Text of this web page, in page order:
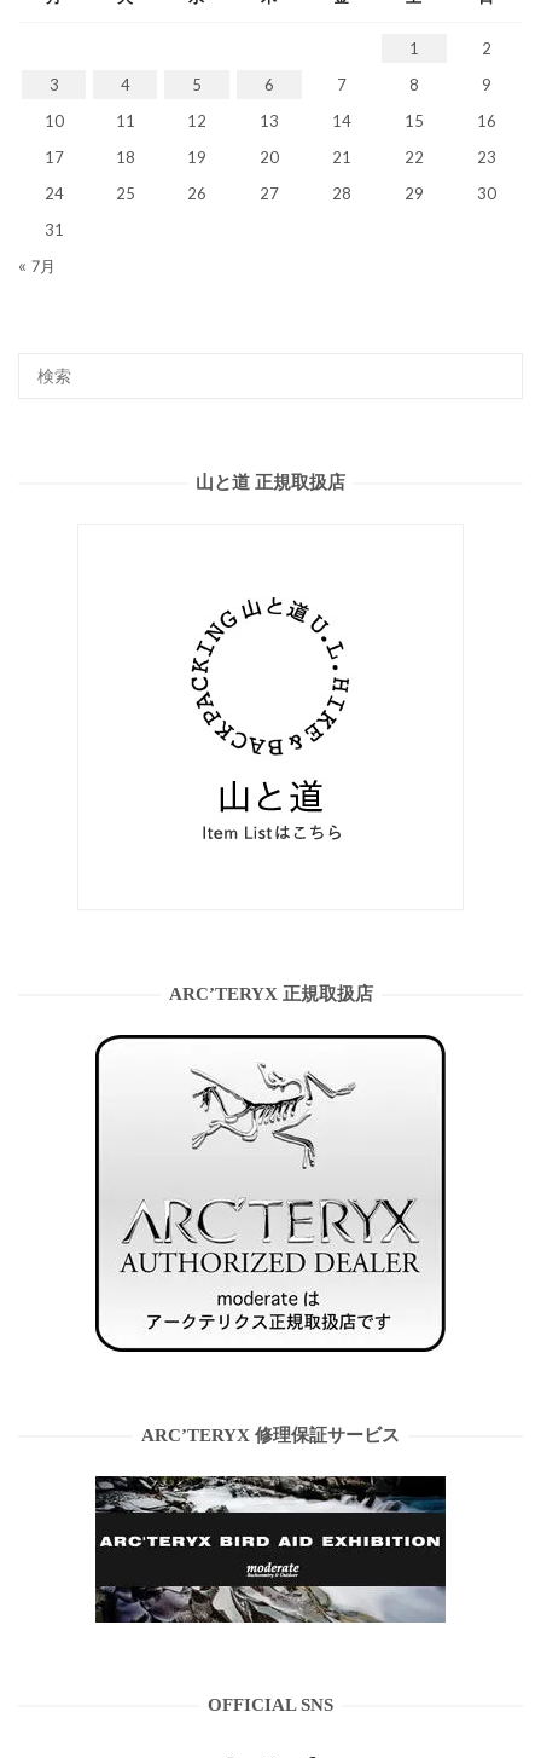
1
2
3
4 5 6 7 8
9
10
11 12 13 14 15
16
17
18 19 20 21 22
23
24
25 26 27 28 29
30
31
« 7月
山と道 正規取扱店
ARC’TERYX 正規取扱店
ARC’TERYX 修理保証サービス
OFFICIAL SNS